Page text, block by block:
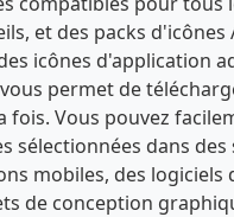
et des packs d'icônes
icônes d'application
permet de
fois. Vous pouvez
sélectionnées dans des
mobiles, des logiciels
de conception